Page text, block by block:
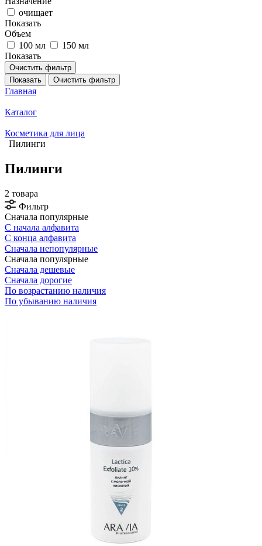
очищает
Показать
Объем
100 мл
150 мл
Показать
Очистить фильтр
Показать
Очистить фильтр
Главная
Каталог
Косметика для лица
Пилинги
Пилинги
2 товара
Фильтр
Сначала популярные
С начала алфавита
С конца алфавита
Сначала непопулярные
Сначала популярные
Сначала дешевые
Сначала дорогие
По возрастанию наличия
По убыванию наличия